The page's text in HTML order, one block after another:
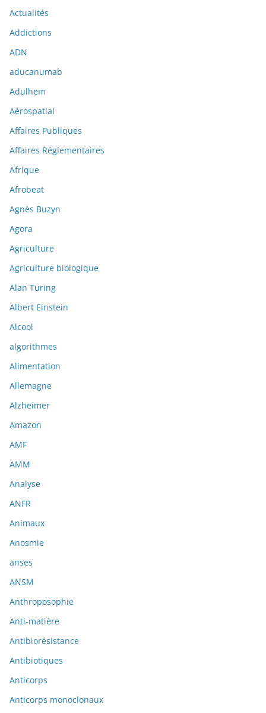
Actualités
Addictions
ADN
aducanumab
Adulhem
Aérospatial
Affaires Publiques
Affaires Réglementaires
Afrique
Afrobeat
Agnès Buzyn
Agora
Agriculture
Agriculture biologique
Alan Turing
Albert Einstein
Alcool
algorithmes
Alimentation
Allemagne
Alzheimer
Amazon
AMF
AMM
Analyse
ANFR
Animaux
Anosmie
anses
ANSM
Anthroposophie
Anti-matière
Antibiorésistance
Antibiotiques
Anticorps
Anticorps monoclonaux